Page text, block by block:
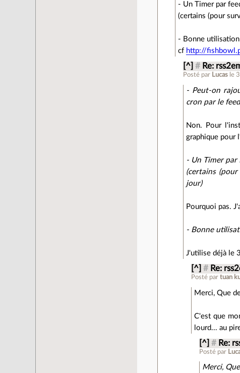
- Un Timer par
(certains (pour
- Bonne utilisation
cf http://
[^] # Re:
Posté par Lucas le
- Peut-on
cron par le
Non. Pour
graphique pour
- Un Timer par
(certains
jour)
Pourquoi pas.
- Bonne
J'utilise déjà le
[^] # Re:
Posté partuan
Merci, Que
C'est que
lourd... au
[^] # Re:
Posté par
Merci,